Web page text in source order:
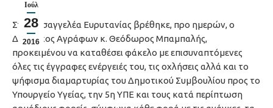
Ιούλ
28
2016
Στον Εισαγγελέα Ευρυτανίας βρέθηκε, προ ημερών, ο
Δήμαρχος Αγράφων κ. Θεόδωρος Μπαμπαλής,
προκειμένου να καταθέσει φάκελο με επισυναπτόμενες
όλες τις έγγραφες ενέργειές του, τις οχλήσεις αλλά και το
ψήφισμα διαμαρτυρίας του Δημοτικού Συμβουλίου προς το
Υπουργείο Υγείας, την 5η ΥΠΕ και τους κατά περίπτωση